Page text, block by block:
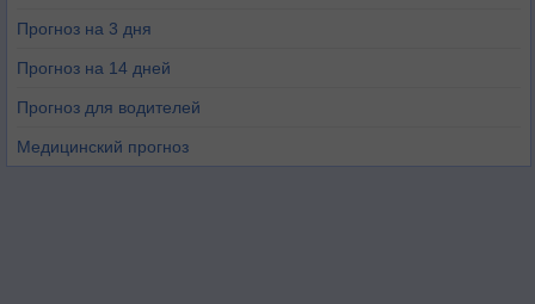
Прогноз на 3 дня
Прогноз на 14 дней
Прогноз для водителей
Медицинский прогноз